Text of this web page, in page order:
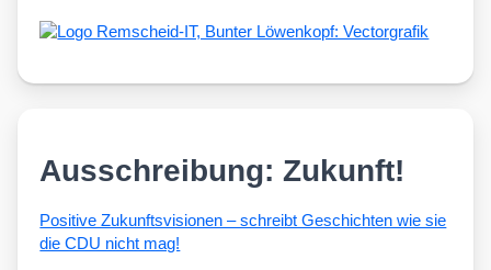
Ausschreibung: Zukunft!
Posi­ti­ve Zukunfts­vi­sio­nen – schreibt Geschich­ten wie sie
die CDU nicht mag!